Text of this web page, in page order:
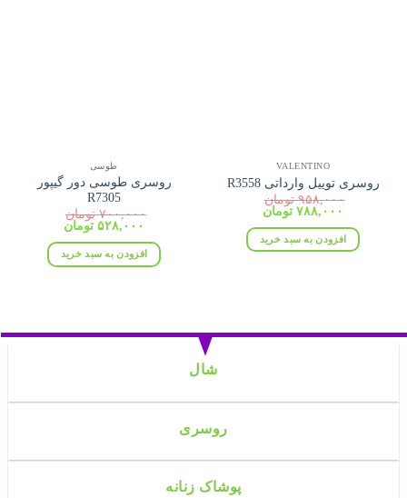
VALENTINO
روسری توییل وارداتی R3558
۹۵۸,۰۰۰ تومان
قیمت
۹۵۸,۰۰۰ تومان
بود.
۷۸۸,۰۰۰ تومان
۷۸۸,۰۰۰ تومان. افزودن به سبد خرید
طوسی
روسری طوسی دور گیپور
R7305
۷۰۰,۰۰۰ تومان
قیمت
۷۰۰,۰۰۰ تومان
بود.
۵۲۸,۰۰۰ تومان
۵۲۸,۰۰۰ تومان. افزودن به سبد خرید
شال
روسری
پوشاک زنانه